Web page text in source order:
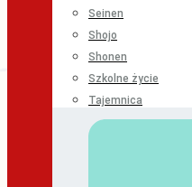
Seinen
Shojo
Shonen
Szkolne życie
Tajemnica